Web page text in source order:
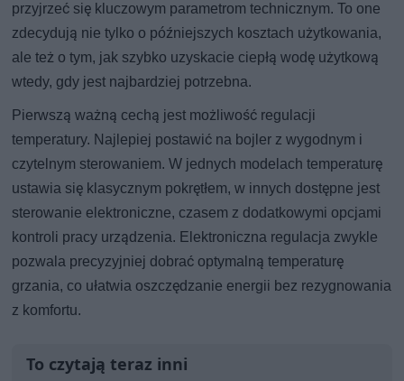
przyjrzeć się kluczowym parametrom technicznym. To one
zdecydują nie tylko o późniejszych kosztach użytkowania,
ale też o tym, jak szybko uzyskacie ciepłą wodę użytkową
wtedy, gdy jest najbardziej potrzebna.
Pierwszą ważną cechą jest możliwość regulacji
temperatury. Najlepiej postawić na bojler z wygodnym i
czytelnym sterowaniem. W jednych modelach temperaturę
ustawia się klasycznym pokrętłem, w innych dostępne jest
sterowanie elektroniczne, czasem z dodatkowymi opcjami
kontroli pracy urządzenia. Elektroniczna regulacja zwykle
pozwala precyzyjniej dobrać optymalną temperaturę
grzania, co ułatwia oszczędzanie energii bez rezygnowania
z komfortu.
To czytają teraz inni